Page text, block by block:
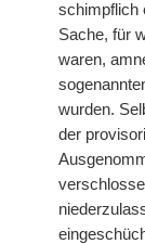
schimpflich
Sache, für
waren,
wurden.
der